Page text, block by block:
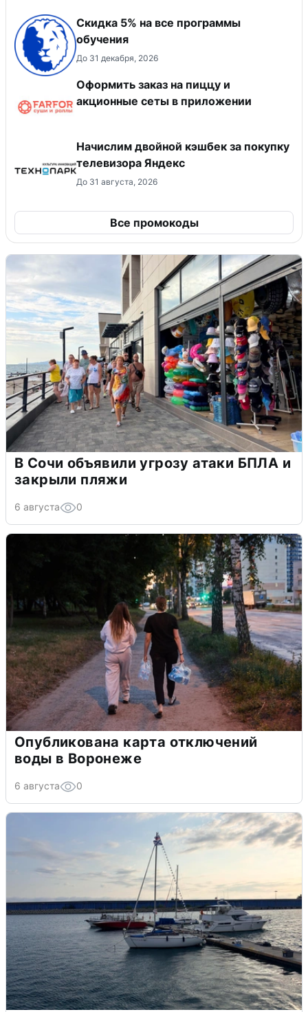
Скидка 5% на все программы
обучения
До 31 декабря, 2026
Оформить заказ на пиццу и
акционные сеты в приложении
Начислим двойной кэшбек за покупку
телевизора Яндекс
До 31 августа, 2026
Все промокоды
В Сочи объявили угрозу атаки БПЛА и
закрыли пляжи
6 августа 0
Опубликована карта отключений
воды в Воронеже
6 августа 0